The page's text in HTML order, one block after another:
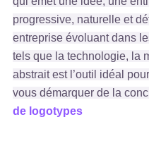
progressive, naturelle et
entreprise évoluant dans
tels que la technologie, la
abstrait est l’outil idéal
vous démarquer de la
de logotypes